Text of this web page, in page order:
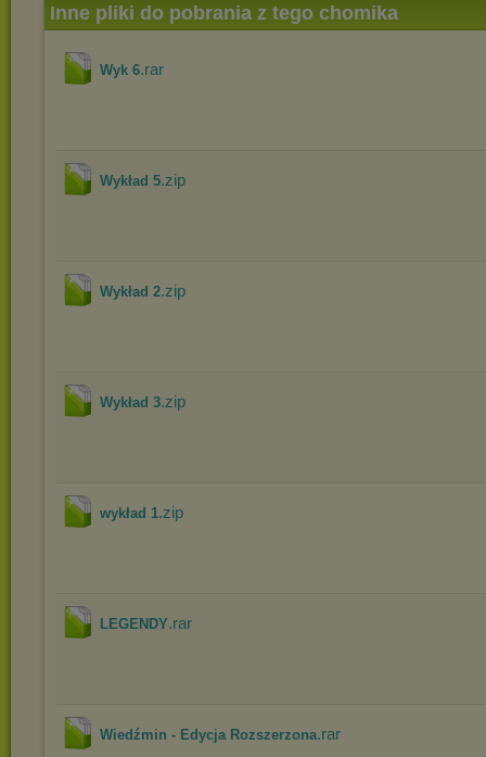
Inne pliki do pobrania z tego chomika
Wyk 6.rar
Wykład 5.zip
Wykład 2.zip
Wykład 3.zip
wykład 1.zip
LEGENDY.rar
Wiedźmin - Edycja Rozszerzona.rar